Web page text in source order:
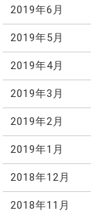
2019年6月
2019年5月
2019年4月
2019年3月
2019年2月
2019年1月
2018年12月
2018年11月